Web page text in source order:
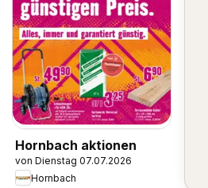
Hornbach aktionen
von Dienstag 07.07.2026
Hornbach